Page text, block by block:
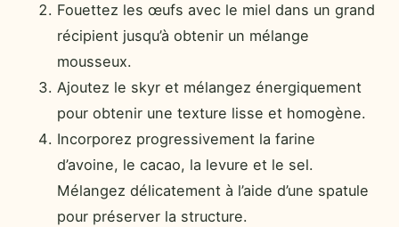
Fouettez les œufs avec le miel dans un grand
récipient jusqu’à obtenir un mélange
mousseux.
Ajoutez le skyr et mélangez énergiquement
pour obtenir une texture lisse et homogène.
Incorporez progressivement la farine
d’avoine, le cacao, la levure et le sel.
Mélangez délicatement à l’aide d’une spatule
pour préserver la structure.